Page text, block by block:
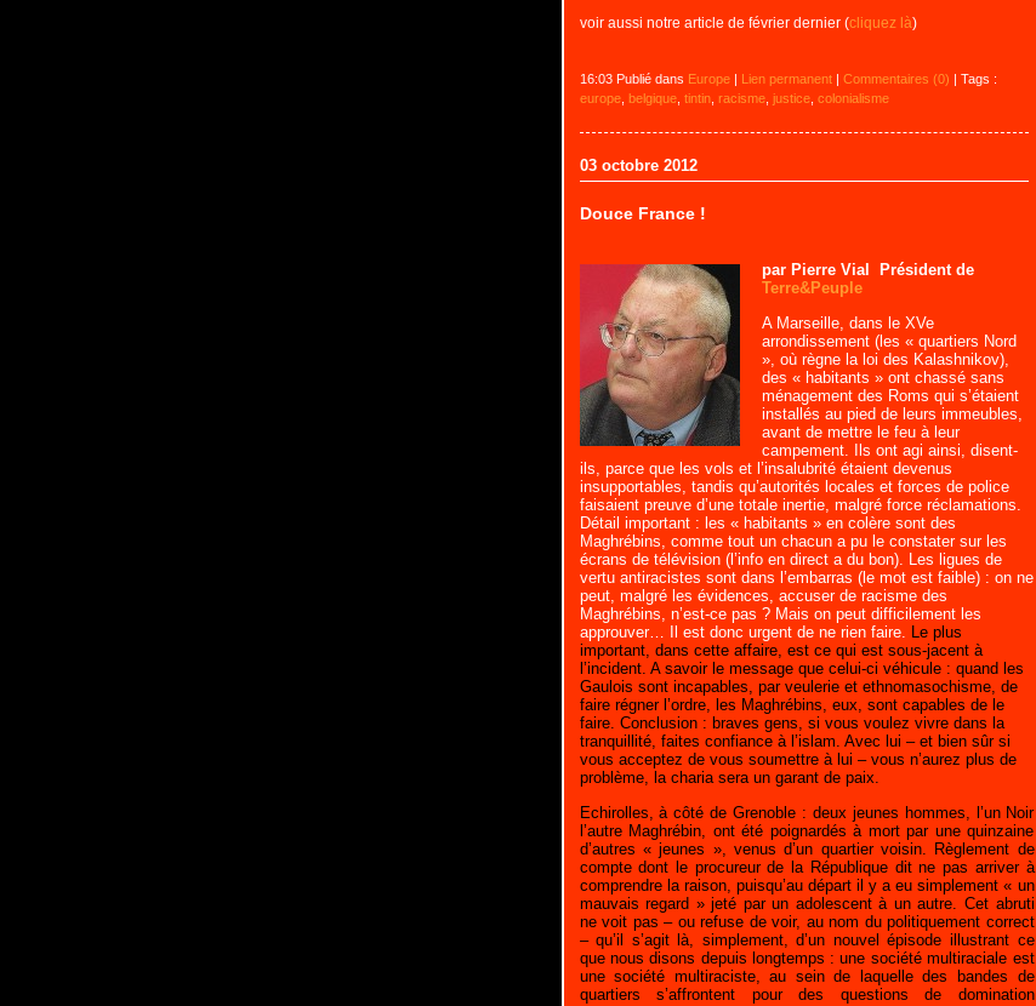
voir aussi notre article de février dernier (cliquez là)
16:03 Publié dans Europe| Lien permanent| Commentaires (0) | Tags :
europe, belgique, tintin, racisme, justice, colonialisme
03 octobre 2012
Douce France !
par Pierre Vial Président de
Terre&Peuple
A Marseille, dans le XVe
arrondissement (les « quartiers Nord
», où règne la loi des Kalashnikov),
des « habitants » ont chassé sans
ménagement des Roms qui s’étaient
installés au pied de leurs immeubles,
avant de mettre le feu à leur
campement. Ils ont agi ainsi, disent-
ils, parce que les vols et l’insalubrité étaient devenus
insupportables, tandis qu’autorités locales et forces de police
faisaient preuve d’une totale inertie, malgré force réclamations.
Détail important : les « habitants » en colère sont des
Maghrébins, comme tout un chacun a pu le constater sur les
écrans de télévision (l’info en direct a du bon). Les ligues de
vertu antiracistes sont dans l’embarras (le mot est faible) : on ne
peut, malgré les évidences, accuser de racisme des
Maghrébins, n’est-ce pas ? Mais on peut difficilement les
approuver… Il est donc urgent de ne rien faire. Le plus
important, dans cette affaire, est ce qui est sous-jacent à
l’incident. A savoir le message que celui-ci véhicule : quand les
Gaulois sont incapables, par veulerie et ethnomasochisme, de
faire régner l’ordre, les Maghrébins, eux, sont capables de le
faire. Conclusion : braves gens, si vous voulez vivre dans la
tranquillité, faites confiance à l’islam. Avec lui – et bien sûr si
vous acceptez de vous soumettre à lui – vous n’aurez plus de
problème, la charia sera un garant de paix.
Echirolles, à côté de Grenoble : deux jeunes hommes, l’un Noir
l’autre Maghrébin, ont été poignardés à mort par une quinzaine
d’autres « jeunes », venus d’un quartier voisin. Règlement de
compte dont le procureur de la République dit ne pas arriver à
comprendre la raison, puisqu’au départ il y a eu simplement « un
mauvais regard » jeté par un adolescent à un autre. Cet abruti
ne voit pas – ou refuse de voir, au nom du politiquement correct
– qu’il s’agit là, simplement, d’un nouvel épisode illustrant ce
que nous disons depuis longtemps : une société multiraciale est
une société multiraciste, au sein de laquelle des bandes de
quartiers s’affrontent pour des questions de domination